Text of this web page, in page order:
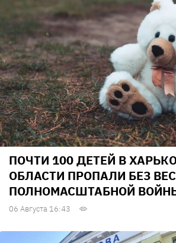
ПОЧТИ 100 ДЕТЕЙ В
ОБЛАСТИ ПРОПАЛИ БЕЗ
ПОЛНОМАСШТАБНОЙ
06 Августа 16:43